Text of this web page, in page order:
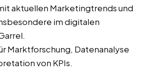
aktuellen Marketingtrends und
im digitalen
Marktforschung, Datenanalyse
von KPIs.